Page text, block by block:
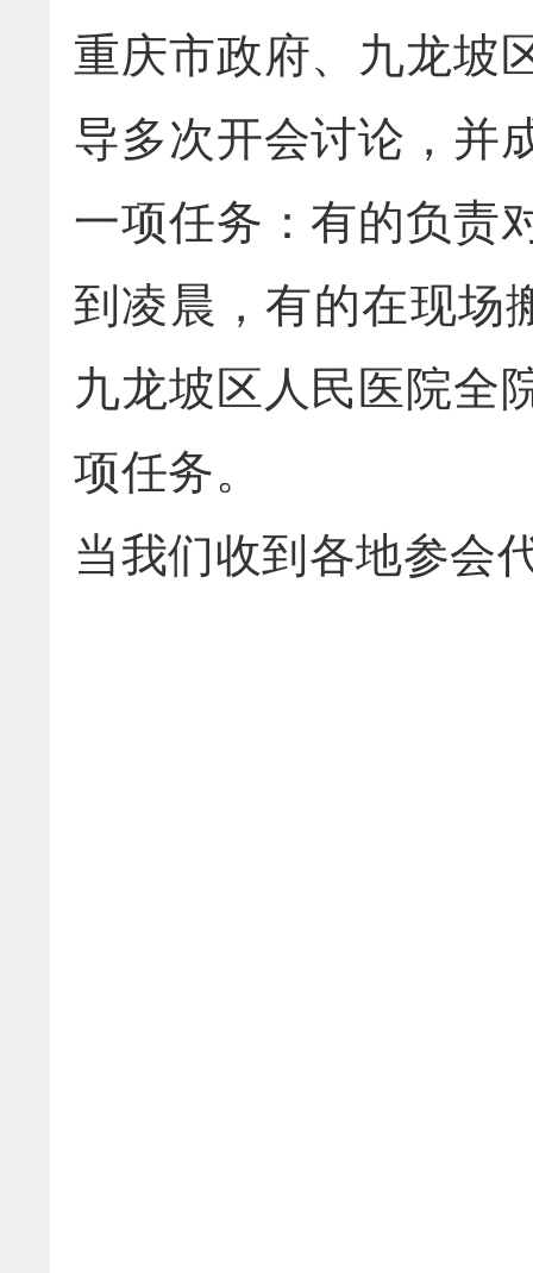
重庆市政府、九龙坡
导多次开会讨论，并
一项任务：有的负责
到凌晨，有的在现
九龙坡区人民医院全
项任务。
当我们收到各地参会